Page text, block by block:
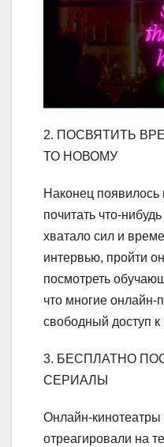
2. ПОСВЯТИТЬ
ТО НОВОМУ
Наконец
почитать что-
хватало сил и
интервью, пройти
посмотреть
что многие
свободный доступ
3. БЕСПЛАТНО
СЕРИАЛЫ
Онлайн-кинотеатры
отреагировали на